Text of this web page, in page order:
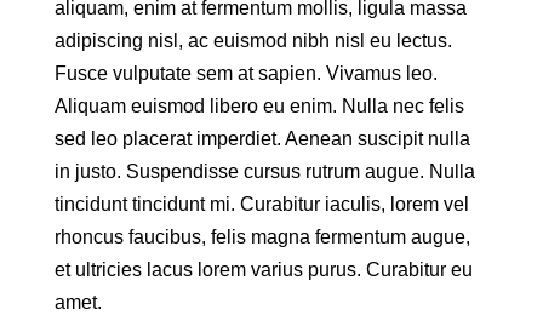
aliquam, enim at fermentum mollis, ligula massa
adipiscing nisl, ac euismod nibh nisl eu lectus.
Fusce vulputate sem at sapien. Vivamus leo.
Aliquam euismod libero eu enim. Nulla nec felis
sed leo placerat imperdiet. Aenean suscipit nulla
in justo. Suspendisse cursus rutrum augue. Nulla
tincidunt tincidunt mi. Curabitur iaculis, lorem vel
rhoncus faucibus, felis magna fermentum augue,
et ultricies lacus lorem varius purus. Curabitur eu
amet.